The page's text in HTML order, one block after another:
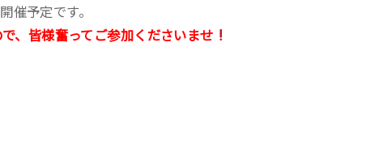
催予定です。
、皆様奮ってご参加くださいませ